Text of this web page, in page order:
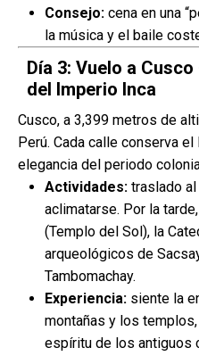
Consejo: cena en una
la música y el baile
Día 3: Vuelo a
del Imperio Inca
Cusco, a 3,399 metros de
Perú. Cada calle conserva
elegancia del periodo
Actividades: traslado
aclimatarse. Por la
(Templo del Sol), la
arqueológicos de
Tambomachay.
Experiencia: siente la
montañas y los
espíritu de los antiguos